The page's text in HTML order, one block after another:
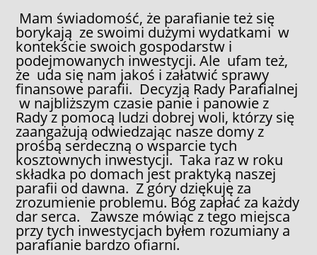
Mam świadomość, że parafianie też się
borykają ze swoimi dużymi wydatkami w
kontekście swoich gospodarstw i
podejmowanych inwestycji. Ale ufam też,
że uda się nam jakoś i załatwić sprawy
finansowe parafii. Decyzją Rady Parafialnej
w najbliższym czasie panie i panowie z
Rady z pomocą ludzi dobrej woli, którzy się
zaangażują odwiedzając nasze domy z
prośbą serdeczną o wsparcie tych
kosztownych inwestycji. Taka raz w roku
składka po domach jest praktyką naszej
parafii od dawna. Z góry dziękuję za
zrozumienie problemu. Bóg zapłać za każdy
dar serca. Zawsze mówiąc z tego miejsca
przy tych inwestycjach byłem rozumiany a
parafianie bardzo ofiarni.